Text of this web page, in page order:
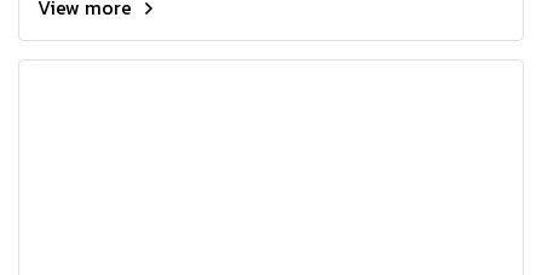
View more